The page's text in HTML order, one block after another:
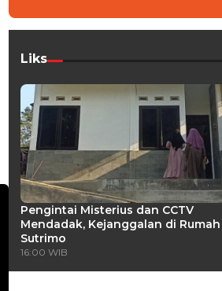
Liks
Pengintai Misterius dan CCTV
Mendadak, Kejanggalan di Rumah
Sutrimo
16:00 WIB